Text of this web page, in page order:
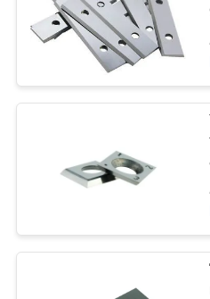
Καρβίδιο
κλωστή
Ένθετα